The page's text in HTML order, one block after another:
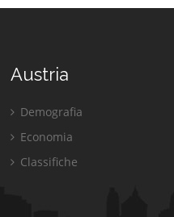
Austria
Demografia
Economia
Classifiche